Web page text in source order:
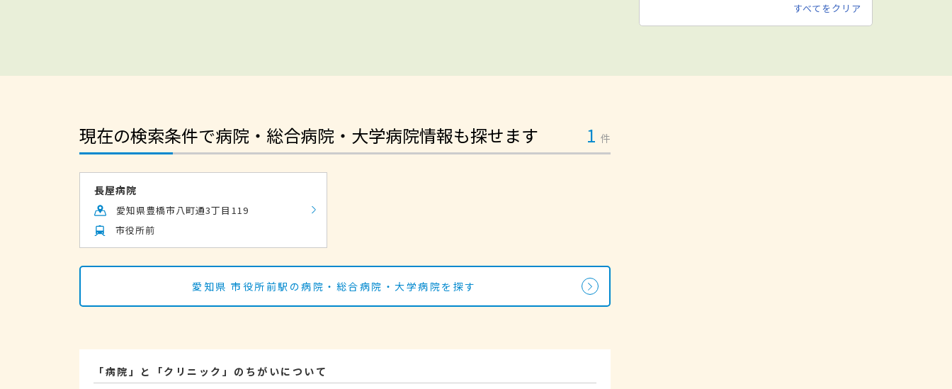
すべてをクリア
現在の検索条件で病院・総合病院・大学病院情報も探せます 1 件
長屋病院
愛知県豊橋市八町通3丁目119
市役所前
愛知県 市役所前駅の病院・総合病院・大学病院を探す
「病院」と「クリニック」のちがいについて